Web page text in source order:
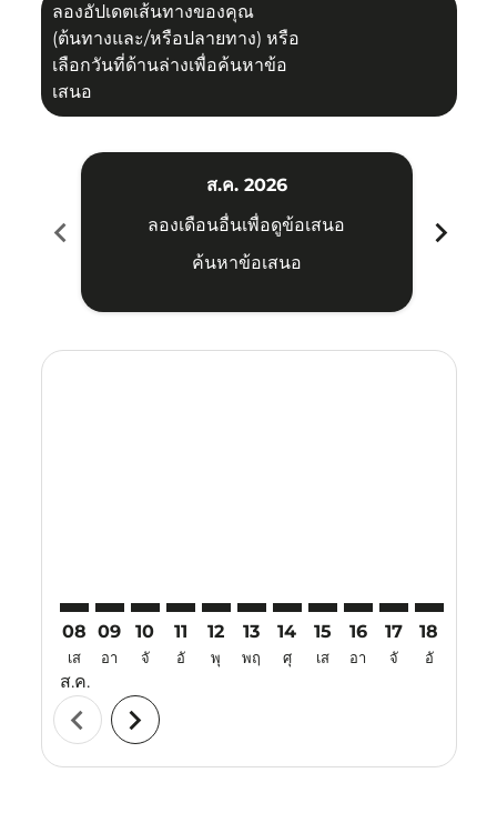
ลองอัปเดตเส้นทางของคุณ
(ต้นทางและ/หรือปลายทาง) หรือ
เลือกวันที่ด้านล่างเพื่อค้นหาข้อ
เสนอ
chevron_left
ส.ค. 2026
ลองเดือนอื่นเพื่อดูข้อเสนอ
ค้นหาข้อเสนอ
chevron_right
08
เส
ส.ค.
09
อา
10
จั
11
อั
12
พุ
13
พฤ
14
ศุ
15
เส
16
อา
17
จั
18
อั
chevron_left chevron_right